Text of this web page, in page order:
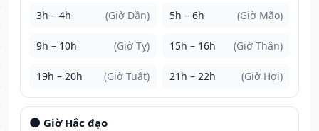
3h – 4h (Giờ Dần) 5h – 6h (Giờ Mão)
9h – 10h (Giờ Tỵ) 15h – 16h (Giờ Thân)
19h – 20h (Giờ Tuất) 21h – 22h (Giờ Hợi)
🌑 Giờ Hắc đạo